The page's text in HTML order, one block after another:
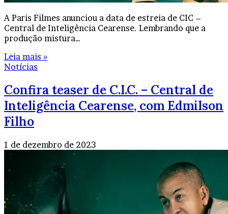
A Paris Filmes anunciou a data de estreia de CIC –
Central de Inteligência Cearense. Lembrando que a
produção mistura…
Leia mais »
Notícias
Confira teaser de C.I.C. – Central de
Inteligência Cearense, com Edmilson
Filho
1 de dezembro de 2023